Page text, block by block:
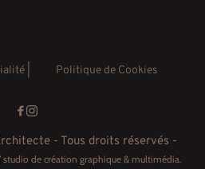
Politique de Cookies
- Tous droits réservés -
studio de création graphique & multimédia.